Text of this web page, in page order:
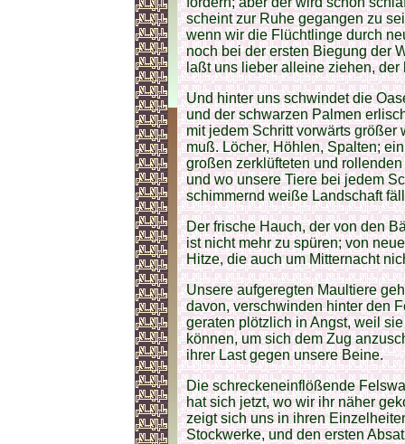
scheint zur Ruhe gegangen zu
wenn wir die Flüchtlinge durch
noch bei der ersten Biegung der
laßt uns lieber alleine ziehen, der
Und hinter uns schwindet die
und der schwarzen Palmen
mit jedem Schritt vorwärts größer
muß. Löcher, Höhlen, Spalten;
großen zerklüfteten und
und wo unsere Tiere bei jedem
schimmernd weiße Landschaft
Der frische Hauch, der von den
ist nicht mehr zu spüren; von
Hitze, die auch um Mitternacht
Unsere aufgeregten Maultiere
davon, verschwinden hinter den
geraten plötzlich in Angst, weil
können, um sich dem Zug
ihrer Last gegen unsere Beine.
Die schreckeneinflößende
hat sich jetzt, wo wir ihr näher
zeigt sich uns in ihren
Stockwerke, und den ersten